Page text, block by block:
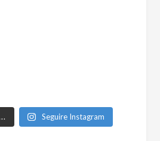
Seguire Instagram